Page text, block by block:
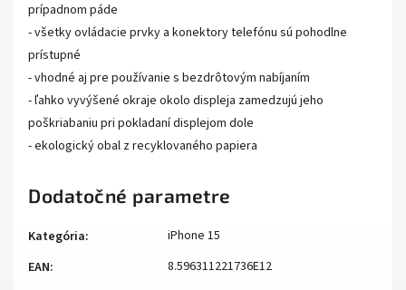
prípadnom páde
- všetky ovládacie prvky a konektory telefónu sú pohodlne
prístupné
- vhodné aj pre používanie s bezdrôtovým nabíjaním
- ľahko vyvýšené okraje okolo displeja zamedzujú jeho
poškriabaniu pri pokladaní displejom dole
- ekologický obal z recyklovaného papiera
Dodatočné parametre
Kategória:
iPhone 15
EAN: 8.596311221736E12